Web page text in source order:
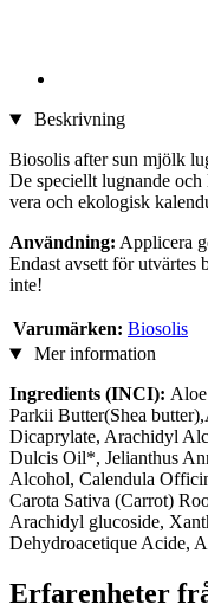
Beskrivning
Biosolis after sun mjölk
De speciellt lugnande
vera och ekologisk
Användning: Applicera
Endast avsett för
inte!
Varumärken: Biosolis
Mer information
Ingredients (INCI):
Parkii Butter(Shea
Dicaprylate, Arachidyl
Dulcis Oil*, Jelianthus
Alcohol, Calendula
Carota Sativa (Carrot)
Arachidyl glucoside,
Dehydroacetique Acide,
Erfarenheter